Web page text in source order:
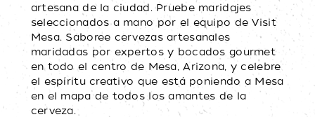
artesana de la ciudad. Pruebe maridajes
seleccionados a mano por el equipo de Visit
Mesa. Saboree cervezas artesanales
maridadas por expertos y bocados gourmet
en todo el centro de Mesa, Arizona, y celebre
el espíritu creativo que está poniendo a Mesa
en el mapa de todos los amantes de la
cerveza.